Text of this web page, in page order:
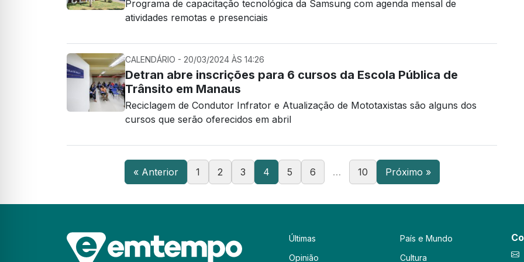
Programa de capacitação tecnológica da Samsung com agenda mensal de
atividades remotas e presenciais
CALENDÁRIO - 20/03/2024 ÀS 14:26
Detran abre inscrições para 6 cursos da Escola Pública de
Trânsito em Manaus
Reciclagem de Condutor Infrator e Atualização de Mototaxistas são alguns dos
cursos que serão oferecidos em abril
« Anterior 1 2 3 4 5 6 … 10 Próximo »
Últimas
Opinião
País e Mundo
Cultura